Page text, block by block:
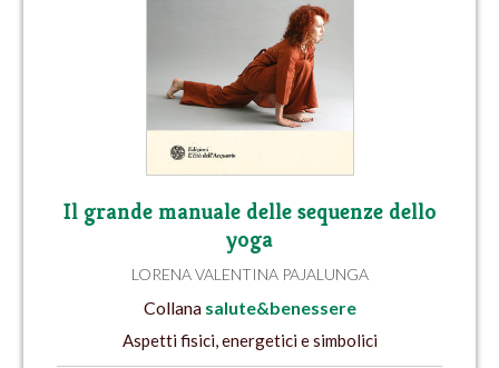
Il grande manuale delle sequenze dello
yoga
LORENA VALENTINA PAJALUNGA
Collana salute&benessere
Aspetti fisici, energetici e simbolici